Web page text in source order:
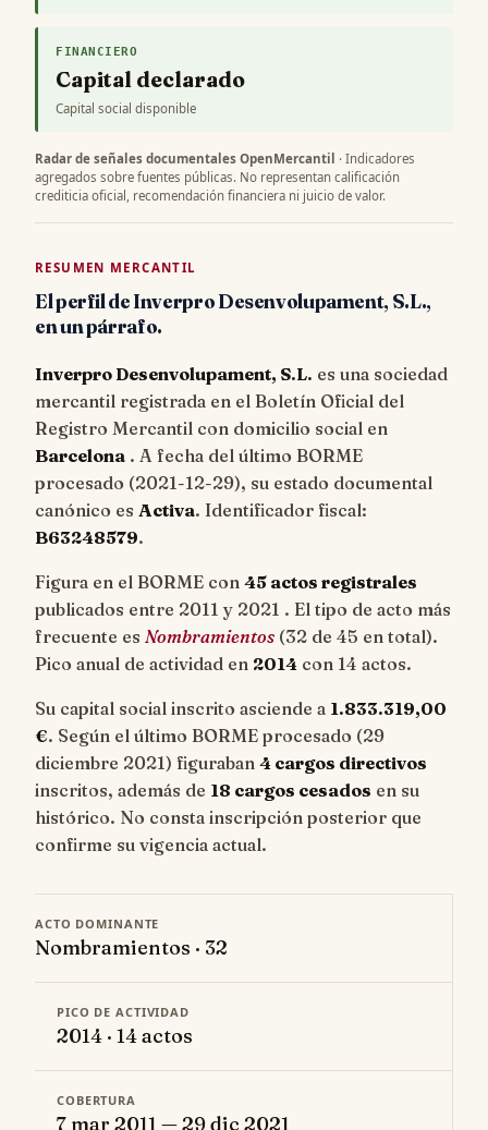
FINANCIERO
Capital declarado
Capital social disponible
Radar de señales documentales OpenMercantil · Indicadores
agregados sobre fuentes públicas. No representan calificación
crediticia oficial, recomendación financiera ni juicio de valor.
RESUMEN MERCANTIL
El perfil de Inverpro Desenvolupament, S.L.,
en un párrafo.
Inverpro Desenvolupament, S.L. es una sociedad
mercantil registrada en el Boletín Oficial del
Registro Mercantil con domicilio social en
Barcelona . A fecha del último BORME
procesado (2021-12-29), su estado documental
canónico es Activa. Identificador fiscal:
B63248579.
Figura en el BORME con 45 actos registrales
publicados entre 2011 y 2021 . El tipo de acto más
frecuente es Nombramientos (32 de 45 en total).
Pico anual de actividad en 2014 con 14 actos.
Su capital social inscrito asciende a 1.833.319,00
€. Según el último BORME procesado (29
diciembre 2021) figuraban 4 cargos directivos
inscritos, además de 18 cargos cesados en su
histórico. No consta inscripción posterior que
confirme su vigencia actual.
ACTO DOMINANTE
Nombramientos · 32
PICO DE ACTIVIDAD
2014 · 14 actos
COBERTURA
7 mar 2011 — 29 dic 2021